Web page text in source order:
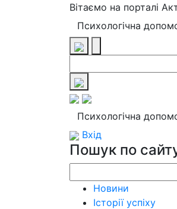
Вітаємо на порталі
Психологічна
Психологічна
Вхід
Пошук по
Новини
Історії успіху